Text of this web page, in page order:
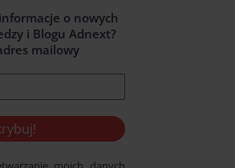
o nowych
i Blogu Adnext?
mailowy